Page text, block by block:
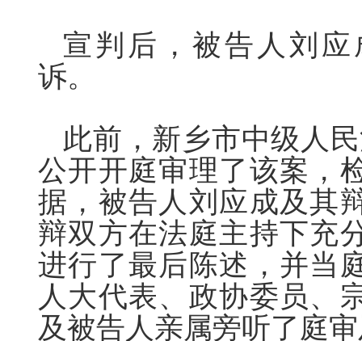
宣判后，被告人刘
诉。
此前，新乡市中级人
公开开庭审理了该案，
据，被告人刘应成及其
辩双方在法庭主持下充
进行了最后陈述，并当
人大代表、政协委员、
及被告人亲属旁听了庭